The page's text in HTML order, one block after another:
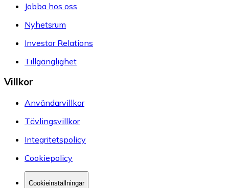
Jobba hos oss
Nyhetsrum
Investor Relations
Tillgänglighet
Villkor
Användarvillkor
Tävlingsvillkor
Integritetspolicy
Cookiepolicy
Cookieinställningar